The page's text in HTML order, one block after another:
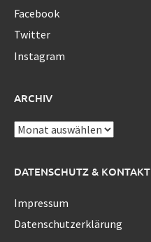
Facebook
Twitter
Instagram
ARCHIV
Archiv
DATENSCHUTZ & KONTAKT
Impressum
Datenschutzerklärung